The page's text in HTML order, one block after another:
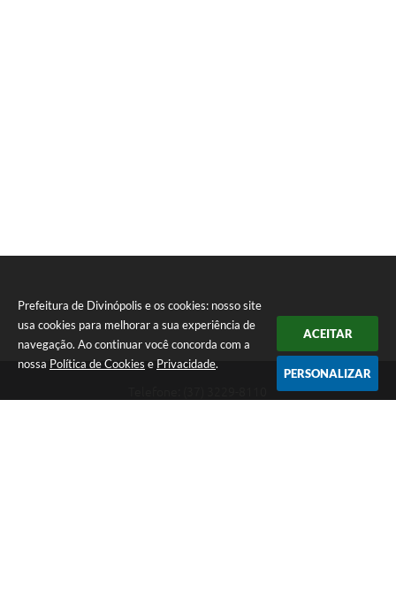
Prefeitura de Divinópolis e os cookies: nosso site
usa cookies para melhorar a sua experiência de
navegação. Ao continuar você concorda com a
nossa Política de Cookies e Privacidade.
ACEITAR
PERSONALIZAR